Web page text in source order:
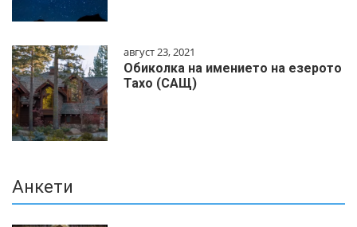
август 23, 2021
Обиколка на имението на езерото
Тахо (САЩ)
Анкети